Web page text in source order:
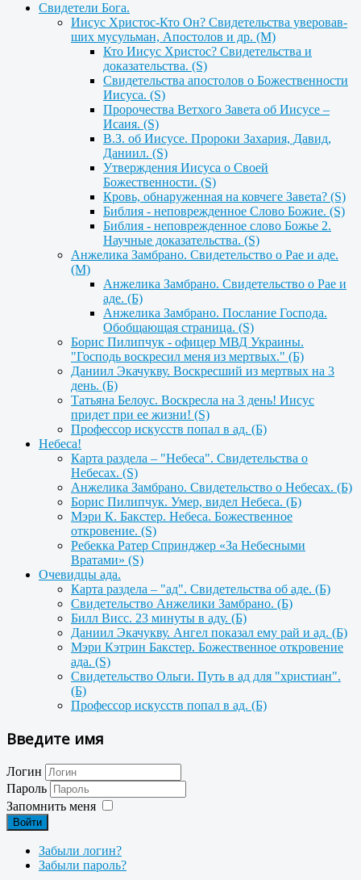
Свидетели Бога.
Иисус Христос-Кто Он? Свидетельства уверовав-
ших мусульман, Апостолов и др. (М)
Кто Иисус Христос? Свидетельства и
доказательства. (S)
Свидетельства апостолов о Божественности
Иисуса. (S)
Пророчества Ветхого Завета об Иисусе –
Исаия. (S)
В.З. об Иисусе. Пророки Захария, Давид,
Даниил. (S)
Утверждения Иисуса о Своей
Божественности. (S)
Кровь, обнаруженная на ковчеге Завета? (S)
Библия - неповрежденное Слово Божие. (S)
Библия - неповрежденное слово Божье 2.
Научные доказательства. (S)
Анжелика Замбрано. Свидетельство о Рае и аде.
(М)
Анжелика Замбрано. Свидетельство о Рае и
аде. (Б)
Анжелика Замбрано. Послание Господа.
Обобщающая страница. (S)
Борис Пилипчук - офицер МВД Украины.
"Господь воскресил меня из мертвых." (Б)
Даниил Экачукву. Воскресший из мертвых на 3
день. (Б)
Татьяна Белоус. Воскресла на 3 день! Иисус
придет при ее жизни! (S)
Профессор искусств попал в ад. (Б)
Небеса!
Карта раздела – "Небеса". Cвидетельства о
Небесах. (S)
Анжелика Замбрано. Свидетельство о Небесах. (Б)
Борис Пилипчук. Умер, видел Небеса. (Б)
Мэри К. Бакстер. Небеса. Божественное
откровение. (S)
Ребекка Ратер Спринджер «За Небесными
Вратами» (S)
Очевидцы ада.
Карта раздела – "ад". Cвидетельства об аде. (Б)
Свидетельство Анжелики Замбрано. (Б)
Билл Висс. 23 минуты в аду. (Б)
Даниил Экачукву. Ангел показал ему рай и ад. (Б)
Мэри Кэтрин Бакстер. Божественное откровение
ада. (S)
Свидетельство Ольги. Путь в ад для "христиан".
(Б)
Профессор искусств попал в ад. (Б)
Введите имя
Логин
Пароль
Запомнить меня
Войти
Забыли логин?
Забыли пароль?